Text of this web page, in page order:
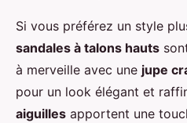
Si vous préférez un style
sandales à talons hauts
à merveille avec une jupe
pour un look élégant et
aiguilles apportent une